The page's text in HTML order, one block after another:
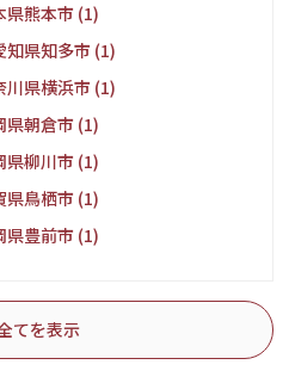
県熊本市 (1)
知県知多市 (1)
川県横浜市 (1)
県朝倉市 (1)
県柳川市 (1)
県鳥栖市 (1)
県豊前市 (1)
てを表示